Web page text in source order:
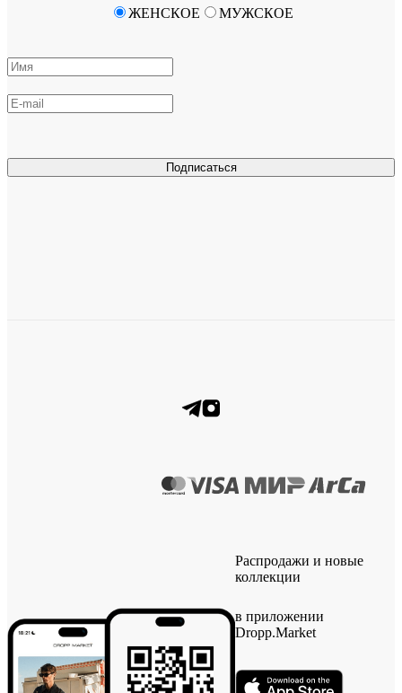
Подписаться
ЖЕНСКОЕ МУЖСКОЕ
Распродажи и новые
коллекции
в приложении
Dropp.Market